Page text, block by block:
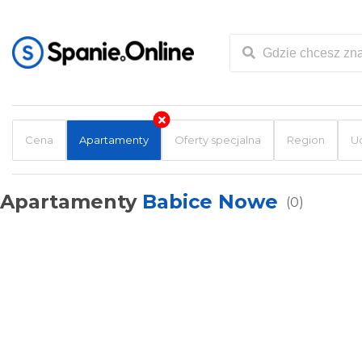
Cena Apartamenty Oferty specjalna Region
Apartamenty Babice Nowe (0)